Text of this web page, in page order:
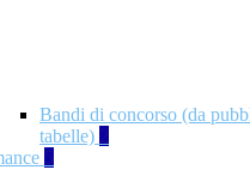
Bandi di concorso (da
tabelle) 2
5